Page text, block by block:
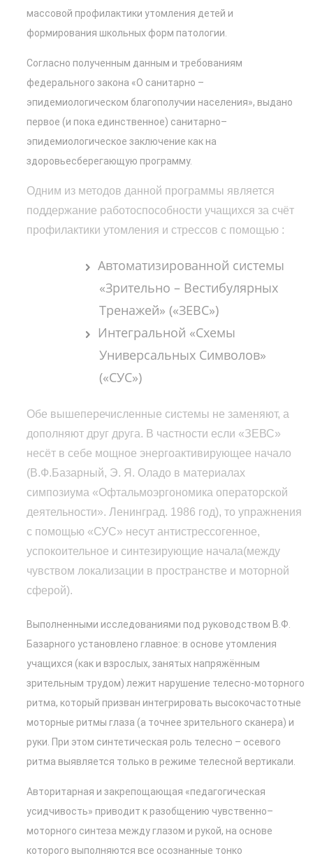
массовой профилактики утомления детей и
формирования школьных форм патологии.
Согласно полученным данным и требованиям
федерального закона «О санитарно –
эпидемиологическом благополучии населения», выдано
первое (и пока единственное) санитарно–
эпидемиологическое заключение как на
здоровьесберегающую программу.
Одним из методов данной программы является
поддержание работоспособности учащихся за счёт
профилактики утомления и стрессов с помощью :
Автоматизированной системы
«Зрительно – Вестибулярных
Тренажей» («ЗЕВС»)
Интегральной «Схемы
Универсальных Символов»
(«СУС»)
Обе вышеперечисленные системы не заменяют, а
дополняют друг друга. В частности если «ЗЕВС»
несёт в себе мощное энергоактивирующее начало
(В.Ф.Базарный, Э. Я. Оладо в материалах
симпозиума «Офтальмоэргономика операторской
деятельности». Ленинград. 1986 год), то упражнения
с помощью «СУС» несут антистрессогенное,
успокоительное и синтезирующие начала(между
чувством локализации в пространстве и моторной
сферой).
Выполненными исследованиями под руководством В.Ф.
Базарного установлено главное: в основе утомления
учащихся (как и взрослых, занятых напряжённым
зрительным трудом) лежит нарушение телесно-моторного
ритма, который призван интегрировать высокочастотные
моторные ритмы глаза (а точнее зрительного сканера) и
руки. При этом синтетическая роль телесно – осевого
ритма выявляется только в режиме телесной вертикали.
Авторитарная и закрепощающая «педагогическая
усидчивость» приводит к разобщению чувственно–
моторного синтеза между глазом и рукой, на основе
которого выполняются все осознанные тонко